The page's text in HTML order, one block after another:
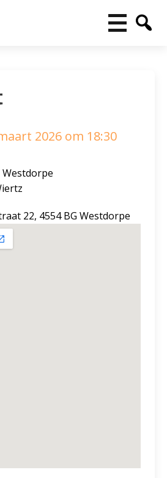
2026 om 18:30
Westdorpe
22, 4554 BG Westdorpe